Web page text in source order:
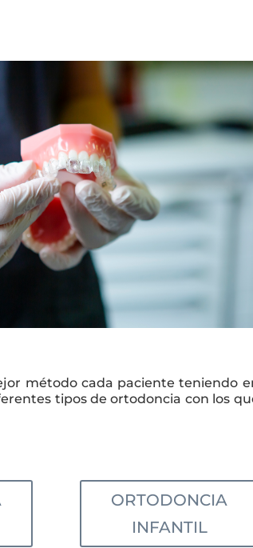
método cada paciente teniendo
tipos de ortodoncia con los
ORTODONCIA
INFANTIL